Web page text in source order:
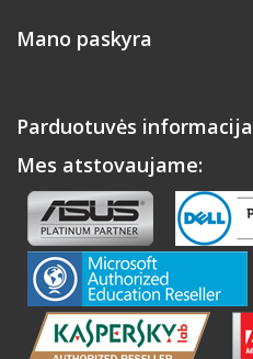
Mano paskyra
Parduotuvės informacija
Mes atstovaujame: